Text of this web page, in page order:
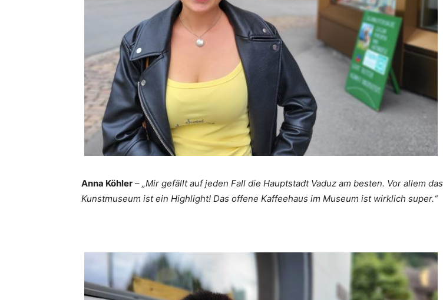
Anna Köhler – „Mir gefällt auf jeden Fall die Hauptstadt Vaduz am besten. Vor allem das
Kunstmuseum ist ein Highlight! Das offene Kaffeehaus im Museum ist wirklich super.“